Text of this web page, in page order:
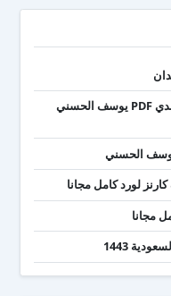
تحميل كتاب عقدك النفسية سجنك الأبدي PDF يوسف الحسني